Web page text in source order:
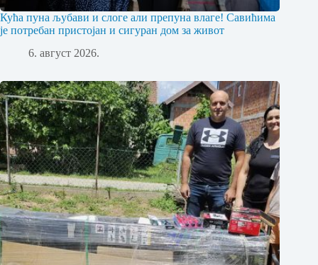
Кућа пуна љубави и слоге али препуна влаге! Савићима
је потребан пристојан и сигуран дом за живот
6. август 2026.